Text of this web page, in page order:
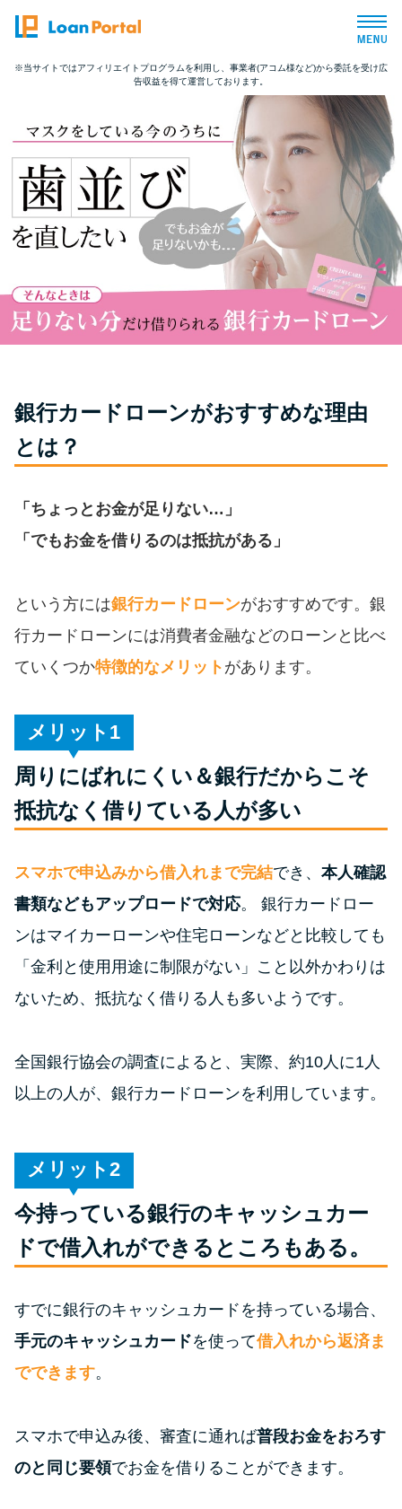
トップページ
おすすめコンテンツ
総合人気ランキング
とにかくすぐ借りたい方向け
バレずに借りたい方向け
便利なコンテンツ
カードローンQ&A
リボ払いをそのまま払いきると
損！
得した話
最速！最短40分で借りられるカ
ードローン
種類や特徴で探す
の理由
お金を借りる3つのポイント
その他コラム
今月の家賃払えない…2ヵ月目に
は解決しないと危険な理由と対
処法3つ
家賃払えないが強制退去は避け
たい…市役所に相談より賢い方
に悩む人へ街金をおすすめしな
い理由
※当サイトではアフィリエイトプログラムを利用し、事業者(アコム様など)から委託を受け広
告収益を得て運営しております。
銀行カードローンがおすすめな理由
とは？
「ちょっとお金が足りない…」
「でもお金を借りるのは抵抗がある」
という方には銀行カードローンがおすすめです。銀
行カードローンには消費者金融などのローンと比べ
ていくつか特徴的なメリット があります。
メリット
周りにばれにくい＆銀行だからこそ
抵抗なく借りている人が多い
スマホで申込みから借入れまで完結でき、 本人確認
書類などもアップロードで対応。 銀行カードロー
ンはマイカーローンや住宅ローンなどと比較しても
「金利と使用用途に制限がない」こと以外かわりは
ないため、抵抗なく借りる人も多いようです。
全国銀行協会の調査によると、実際、約10人に1人
以上の人が、銀行カードローンを利用しています。
メリット
今持っている銀行のキャッシュカー
ドで借入れができるところもある。
すでに銀行のキャッシュカードを持っている場合、
手元のキャッシュカードを使って借入れから返済ま
でできます。
スマホで申込み後、審査に通れば普段お金をおろす
のと同じ要領でお金を借りることができます。